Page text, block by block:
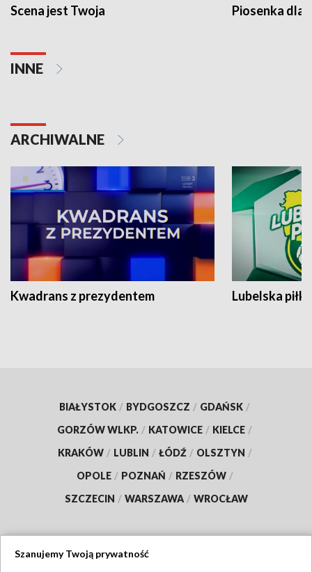
Scena jest Twoja Piosenka dla
INNE
ARCHIWALNE
Kwadrans z prezydentem Lubelska piłka
BIAŁYSTOK / BYDGOSZCZ / GDAŃSK /
GORZÓW WLKP. / KATOWICE / KIELCE /
KRAKÓW / LUBLIN / ŁÓDŹ / OLSZTYN /
OPOLE / POZNAŃ / RZESZÓW /
SZCZECIN / WARSZAWA / WROCŁAW
Szanujemy Twoją prywatność